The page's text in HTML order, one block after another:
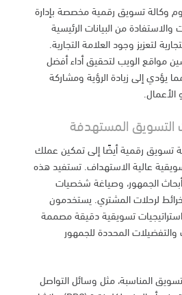
وكالة تسويق رقمية مخصصة بإدارة
من البيانات الرئيسية
لتعزيز وجود العلامة التجارية.
مواقع الويب لتحقيق أداء أفضل
يؤدي إلى زيادة الرؤية ومشاركة
الأعمال.
التسويق المستهدفة
تسويق رقمية أيضًا إلى تمكين عملك
عالية الاستهداف. تستفيد هذه
الجمهور، وصياغة شخصيات
لرحلات المشتري. يستخدمون
تسويقية دقيقة مصممة
والتفضيلات المحددة للجمهور
المناسبة، مثل وسائل التواصل